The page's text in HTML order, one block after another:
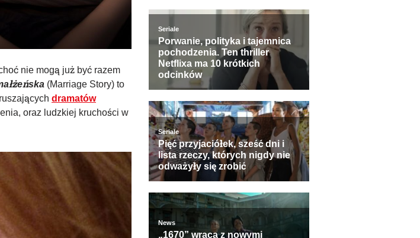
nie mogą już być razem
(Marriage Story) to
dramatów
oraz ludzkiej kruchości w